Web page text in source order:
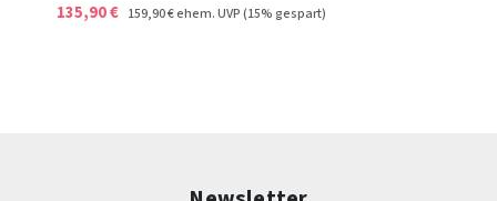
135,90 € 159,90 €ehem. UVP(15% gespart)